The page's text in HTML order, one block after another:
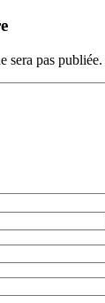
sera pas publiée.